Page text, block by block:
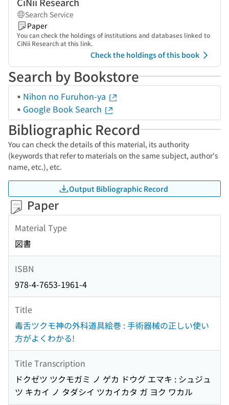
Search Service
Paper
You can check the holdings of institutions and databases linked to
CiNii Research at this link.
Check the holdings of this book
Search by Bookstore
Nihon no Furuhon-ya
Google Book Search
Bibliographic Record
You can check the details of this material, its authority
(keywords that refer to materials on the same subject, author's
name, etc.), etc.
Output Bibliographic Record
Paper
Material Type
図書
ISBN
978-4-7653-1961-4
Title
毒舌ツクモ神の外科道具絵巻 : 手術器械の正しい使い
方がよくわかる!
Title Transcription
ドクゼツ ツクモガミ ノ ゲカ ドウグ エマキ : シュジュ
ツ キカイ ノ タダシイ ツカイカタ ガ ヨク ワカル